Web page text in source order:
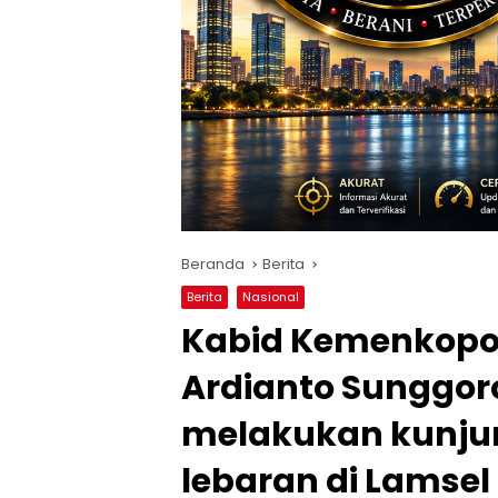
Beranda Berita
Berita Nasional
Kabid
Ardianto
melakukan
lebaran di Lamsel